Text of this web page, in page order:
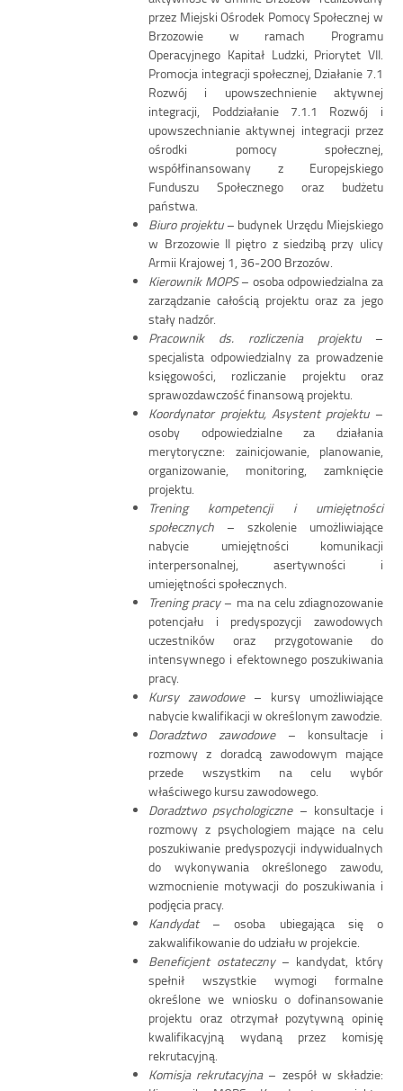
przez Miejski Ośrodek Pomocy Społecznej w
Brzozowie w ramach Programu
Operacyjnego Kapitał Ludzki, Priorytet VII.
Promocja integracji społecznej, Działanie 7.1
Rozwój i upowszechnienie aktywnej
integracji, Poddziałanie 7.1.1 Rozwój i
upowszechnianie aktywnej integracji przez
ośrodki pomocy społecznej,
współfinansowany z Europejskiego
Funduszu Społecznego oraz budżetu
państwa.
Biuro projektu– budynek Urzędu Miejskiego
w Brzozowie II piętro z siedzibą przy ulicy
Armii Krajowej 1, 36-200 Brzozów.
Kierownik MOPS– osoba odpowiedzialna za
zarządzanie całością projektu oraz za jego
stały nadzór.
Pracownik ds. rozliczenia projektu–
specjalista odpowiedzialny za prowadzenie
księgowości, rozliczanie projektu oraz
sprawozdawczość finansową projektu.
Koordynator projektu, Asystent projektu–
osoby odpowiedzialne za działania
merytoryczne: zainicjowanie, planowanie,
organizowanie, monitoring, zamknięcie
projektu.
Trening kompetencji i umiejętności
społecznych – szkolenie umożliwiające
nabycie umiejętności komunikacji
interpersonalnej, asertywności i
umiejętności społecznych.
Trening pracy– ma na celu zdiagnozowanie
potencjału i predyspozycji zawodowych
uczestników oraz przygotowanie do
intensywnego i efektownego poszukiwania
pracy.
Kursy zawodowe– kursy umożliwiające
nabycie kwalifikacji w określonym zawodzie.
Doradztwo zawodowe– konsultacje i
rozmowy z doradcą zawodowym mające
przede wszystkim na celu wybór
właściwego kursu zawodowego.
Doradztwo psychologiczne– konsultacje i
rozmowy z psychologiem mające na celu
poszukiwanie predyspozycji indywidualnych
do wykonywania określonego zawodu,
wzmocnienie motywacji do poszukiwania i
podjęcia pracy.
Kandydat– osoba ubiegająca się o
zakwalifikowanie do udziału w projekcie.
Beneficjent ostateczny– kandydat, który
spełnił wszystkie wymogi formalne
określone we wniosku o dofinansowanie
projektu oraz otrzymał pozytywną opinię
kwalifikacyjną wydaną przez komisję
rekrutacyjną.
Komisja rekrutacyjna– zespół w składzie: